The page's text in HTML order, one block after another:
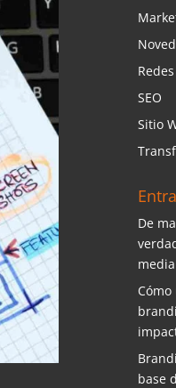
SEO
Sitio
De
media
base